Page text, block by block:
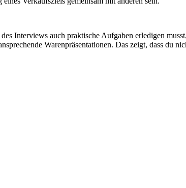
Interviews auch praktische Aufgaben erledigen
Warenpräsentationen. Das zeigt, dass du